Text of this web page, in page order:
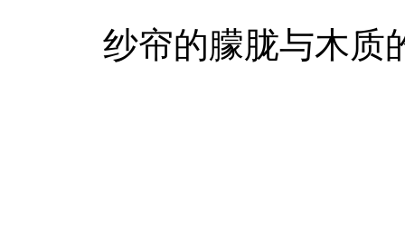
纱帘的朦胧与木质